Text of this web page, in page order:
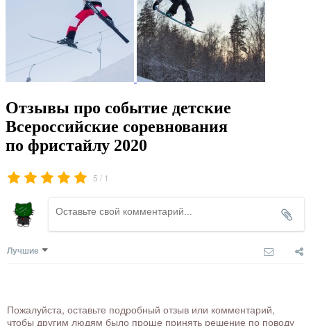
Отзывы про событие детские
Всероссийские соревнования
по фристайлу 2020
5 / 1
Лучшие
Пожалуйста, оставьте подробный отзыв или комментарий,
чтобы другим людям было проще принять решение по поводу